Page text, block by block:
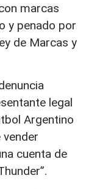
marcas
y penado por
de Marcas y
legal
Argentino
vender
cuenta de